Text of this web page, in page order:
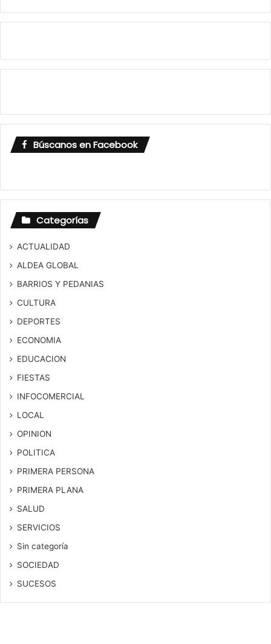
Búscanos en Facebook
Categorías
ACTUALIDAD
ALDEA GLOBAL
BARRIOS Y PEDANIAS
CULTURA
DEPORTES
ECONOMIA
EDUCACION
FIESTAS
INFOCOMERCIAL
LOCAL
OPINION
POLITICA
PRIMERA PERSONA
PRIMERA PLANA
SALUD
SERVICIOS
Sin categoría
SOCIEDAD
SUCESOS